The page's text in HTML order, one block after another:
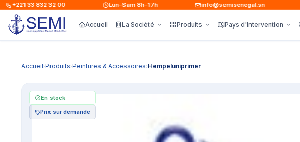
+221 33 832 32 00 Lun–Sam 8h–17h info@semisenegal.sn
Accueil La Société Produits Pays d'Intervention
Accueil›Produits›Peintures & Accessoires›Hempeluniprimer
En stock
Prix sur demande